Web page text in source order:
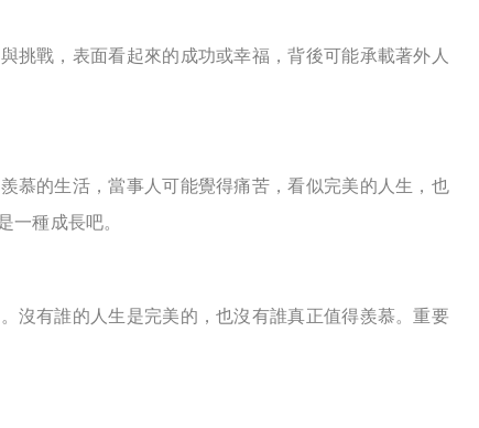
挑戰，表面看起來的成功或幸福，背後可能承載著外人
慕的生活，當事人可能覺得痛苦，看似完美的人生，也
一種成長吧。
沒有誰的人生是完美的，也沒有誰真正值得羨慕。重要